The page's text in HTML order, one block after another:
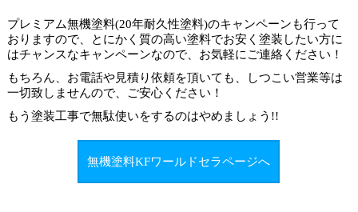
プレミアム無機塗料(20年耐久性塗料)のキャンペーンも行って
おりますので、とにかく質の高い塗料でお安く塗装したい方に
はチャンスなキャンペーンなので、お気軽にご連絡ください！
もちろん、お電話や見積り依頼を頂いても、しつこい営業等は
一切致しませんので、ご安心ください！
もう塗装工事で無駄使いをするのはやめましょう !!
無機塗料KFワールドセラページへ